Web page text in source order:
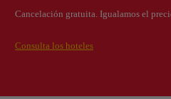
Cancelación gratuita. Igualamos el
Consulta los hoteles